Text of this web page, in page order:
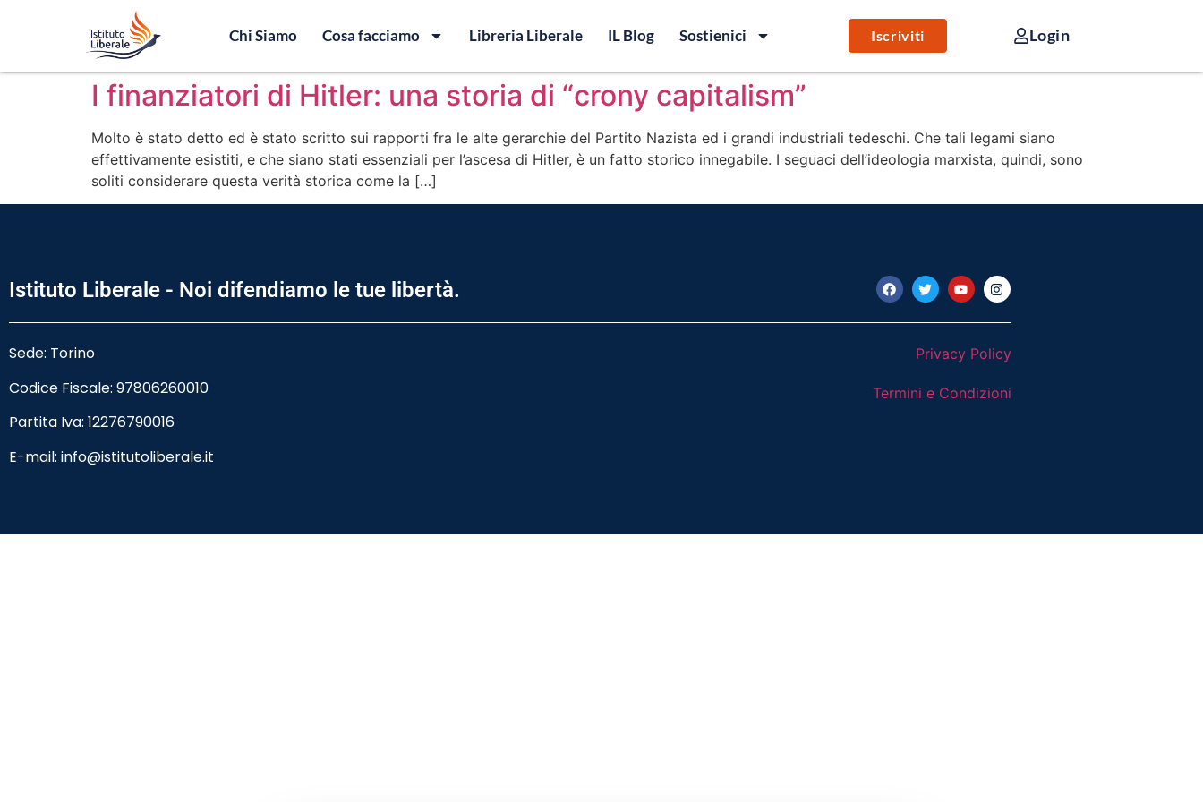
Chi Siamo Cosa facciamo Libreria Liberale IL Blog Sostienici Iscriviti Login
I finanziatori di Hitler: una storia di “crony capitalism”
Molto è stato detto ed è stato scritto sui rapporti fra le alte gerarchie del Partito Nazista ed i grandi industriali tedeschi. Che tali legami siano
effettivamente esistiti, e che siano stati essenziali per l’ascesa di Hitler, è un fatto storico innegabile. I seguaci dell’ideologia marxista, quindi, sono
soliti considerare questa verità storica come la […]
Istituto Liberale - Noi difendiamo le tue libertà.
Sede: Torino
Codice Fiscale: 97806260010
Partita Iva: 12276790016
E-mail: info@istitutoliberale.it
Privacy Policy
Termini e Condizioni